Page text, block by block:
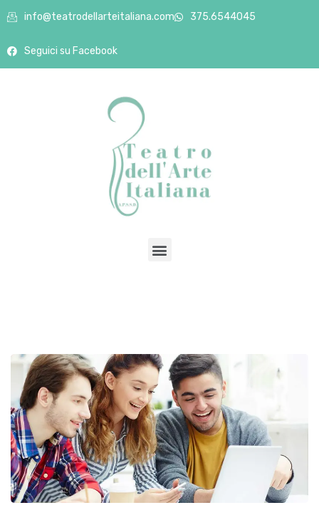
info@teatrodellarteitaliana.com 375.6544045
Seguici su Facebook